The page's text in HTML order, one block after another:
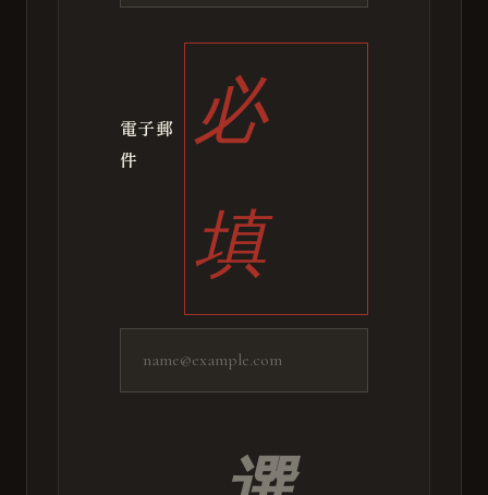
電子郵
件
必
填